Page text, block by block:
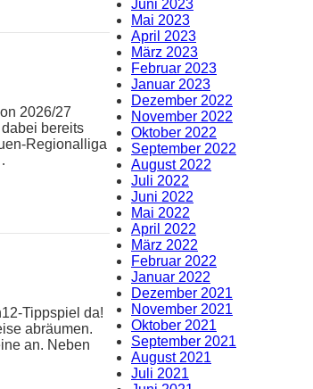
2026/27
bereits
Regionalliga
Tippspiel da!
abräumen.
an. Neben
Juni 2023
Mai 2023
April 2023
März 2023
Februar 2023
Januar 2023
Dezember 2022
November 2022
Oktober 2022
September 2022
August 2022
Juli 2022
Juni 2022
Mai 2022
April 2022
März 2022
Februar 2022
Januar 2022
Dezember 2021
November 2021
Oktober 2021
September 2021
August 2021
Juli 2021